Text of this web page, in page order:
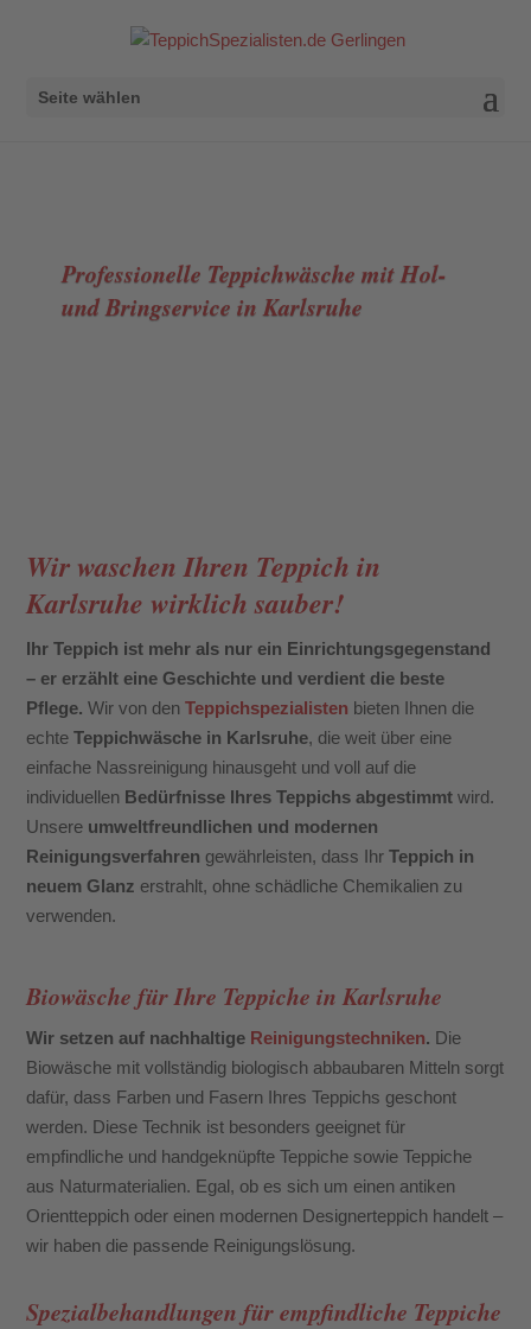
Seite wählen
Professionelle Teppichwäsche mit Hol-
und Bringservice in Karlsruhe
Wir waschen Ihren Teppich in
Karlsruhe wirklich sauber!
Ihr Teppich ist mehr als nur ein Einrichtungsgegenstand
– er erzählt eine Geschichte und verdient die beste
Pflege. Wir von denTeppichspezialisten bieten Ihnen die
echteTeppichwäsche in Karlsruhe, die weit über eine
einfache Nassreinigung hinausgeht und voll auf die
individuellen Bedürfnisse Ihres Teppichs abgestimmt wird.
Unsere umweltfreundlichen und modernen
Reinigungsverfahren gewährleisten, dass IhrTeppich in
neuem Glanz erstrahlt, ohne schädliche Chemikalien zu
verwenden.
Biowäsche für Ihre Teppiche in Karlsruhe
Wir setzen auf nachhaltige Reinigungstechniken. Die
Biowäsche mit vollständig biologisch abbaubaren Mitteln sorgt
dafür, dass Farben und Fasern Ihres Teppichs geschont
werden. Diese Technik ist besonders geeignet für
empfindliche und handgeknüpfte Teppiche sowie Teppiche
aus Naturmaterialien. Egal, ob es sich um einen antiken
Orientteppich oder einen modernen Designerteppich handelt –
wir haben die passende Reinigungslösung.
Spezialbehandlungen für empfindliche Teppiche